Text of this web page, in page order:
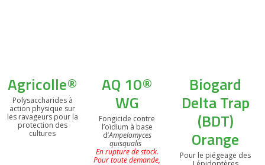
Agricolle®
Polysaccharides à
action physique sur
les ravageurs pour la
protection des
cultures
AQ 10®
WG
Fongicide contre
l’oïdium à base
d’Ampelomyces
quisqualis
En rupture de stock.
Pour toute demande,
Biogard
Delta Trap
(BDT)
Orange
Pour le piégeage des